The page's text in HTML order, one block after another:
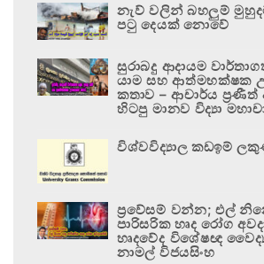
නැව් වලින් බහලුම්
පටු දෙයක් නොවේ
සුරාබදු ආදායම
යාම සහ ආත්මභක්ෂක
කතාව – ආචාර්ය
හිටපු මානව විද්‍යා
විශ්වවිද්‍යාල කඩඉම්
ප්‍රවේසම් වන්න; එල්
පාරිසරික හෘද රෝග
හෘදවේද විශේෂඥ
නාමල් විජයසිංහ